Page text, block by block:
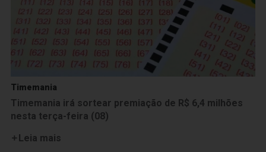
Timemania
Timemania irá sortear premiação de R$ 6,4 milhões
nesta terça-feira (08)
Leia mais